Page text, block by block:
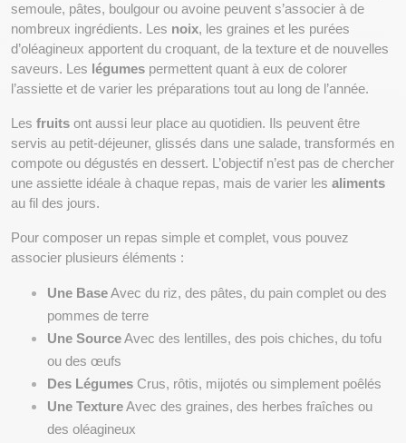
semoule, pâtes, boulgour ou avoine peuvent s’associer à de
nombreux ingrédients. Les noix, les graines et les purées
d’oléagineux apportent du croquant, de la texture et de nouvelles
saveurs. Les légumes permettent quant à eux de colorer
l’assiette et de varier les préparations tout au long de l’année.
Les fruits ont aussi leur place au quotidien. Ils peuvent être
servis au petit-déjeuner, glissés dans une salade, transformés en
compote ou dégustés en dessert. L’objectif n’est pas de chercher
une assiette idéale à chaque repas, mais de varier les aliments
au fil des jours.
Pour composer un repas simple et complet, vous pouvez
associer plusieurs éléments :
Une Base Avec du riz, des pâtes, du pain complet ou des
pommes de terre
Une Source Avec des lentilles, des pois chiches, du tofu
ou des œufs
Des Légumes Crus, rôtis, mijotés ou simplement poêlés
Une Texture Avec des graines, des herbes fraîches ou
des oléagineux